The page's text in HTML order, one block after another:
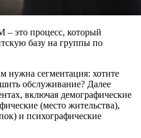
– это процесс, который
базу на группы по
нужна сегментация: хотите
обслуживание? Далее
включая демографические
(место жительства),
и психографические